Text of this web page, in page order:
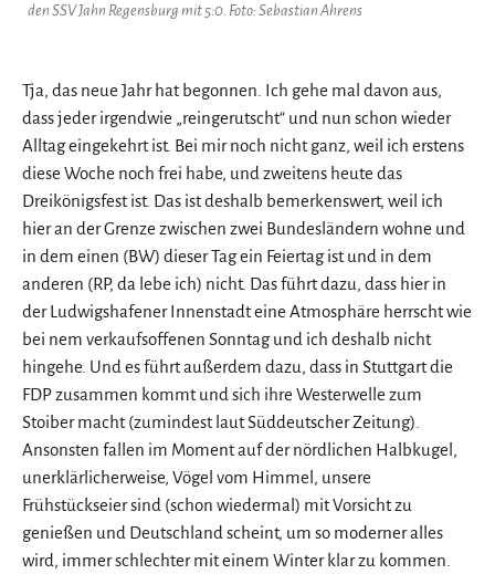
den SSV Jahn Regensburg mit 5:0. Foto: Sebastian Ahrens
Tja, das neue Jahr hat begonnen. Ich gehe mal davon aus,
dass jeder irgendwie „reingerutscht“ und nun schon wieder
Alltag eingekehrt ist. Bei mir noch nicht ganz, weil ich erstens
diese Woche noch frei habe, und zweitens heute das
Dreikönigsfest ist. Das ist deshalb bemerkenswert, weil ich
hier an der Grenze zwischen zwei Bundesländern wohne und
in dem einen (BW) dieser Tag ein Feiertag ist und in dem
anderen (RP, da lebe ich) nicht. Das führt dazu, dass hier in
der Ludwigshafener Innenstadt eine Atmosphäre herrscht wie
bei nem verkaufsoffenen Sonntag und ich deshalb nicht
hingehe. Und es führt außerdem dazu, dass in Stuttgart die
FDP zusammen kommt und sich ihre Westerwelle zum
Stoiber macht (zumindest laut Süddeutscher Zeitung).
Ansonsten fallen im Moment auf der nördlichen Halbkugel,
unerklärlicherweise, Vögel vom Himmel, unsere
Frühstückseier sind (schon wiedermal) mit Vorsicht zu
genießen und Deutschland scheint, um so moderner alles
wird, immer schlechter mit einem Winter klar zu kommen.